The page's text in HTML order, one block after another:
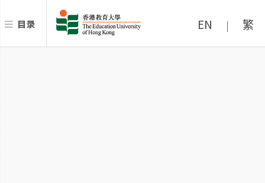
目录 EN | 繁